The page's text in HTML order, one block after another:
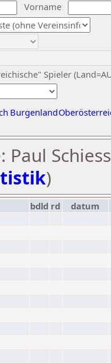
Vorname
Spieler
Burgenland
Paul
)
bdld rd
datum